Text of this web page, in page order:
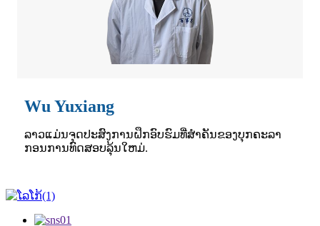
Wu Yuxiang
ລາວ​ແມ່ນ​ຈຸດ​ປະ​ສົງ​ການ​ຝຶກ​ອົບ​ຮົມ​ທີ່​ສໍາ​ຄັນ​ຂອງ​ບຸກ​ຄະ​ລາ​
ກອນ​ການ​ທົດ​ສອບ​ລຸ້ນ​ໃຫມ່.